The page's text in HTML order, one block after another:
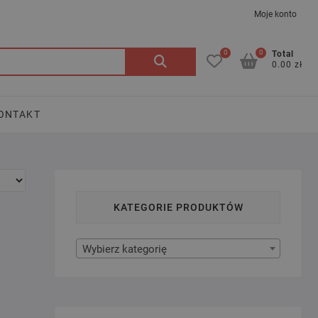
Moje konto
Szukaj: 0
Total
0.00 zł
0
KATEGORIE PRODUKTÓW
Wybierz kategorię